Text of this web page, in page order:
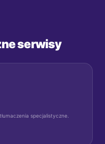
serwisy
specjalistyczne.